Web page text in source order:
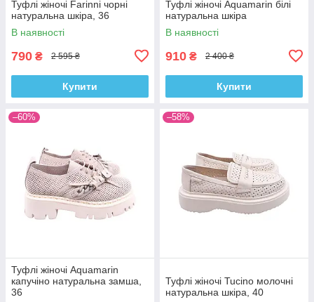
Туфлі жіночі Farinni чорні
натуральна шкіра, 36
В наявності
790 ₴ 2 595 ₴
Купити
Туфлі жіночі Aquamarin білі
натуральна шкіра
В наявності
910 ₴ 2 400 ₴
Купити
–60%
Туфлі жіночі Aquamarin
капучіно натуральна замша,
36
–58%
Туфлі жіночі Tucino молочні
натуральна шкіра, 40